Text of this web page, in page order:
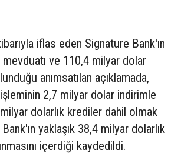
iflas eden Signature Bank'ın
ve 110,4 milyar dolar
anımsatılan açıklamada,
2,7 milyar dolar indirimle
milyar dolarlık krediler dahil olmak
yaklaşık 38,4 milyar dolarlık
içerdiği kaydedildi.